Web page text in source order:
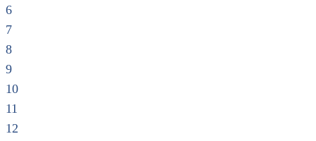
6
7
8
9
10
11
12